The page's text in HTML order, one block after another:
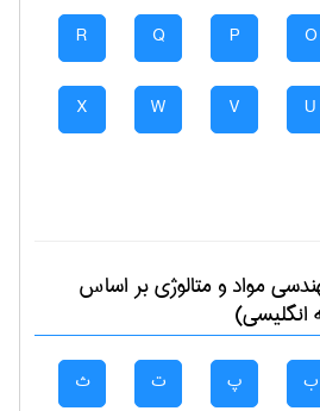
O
P
Q
R
U
V
W
X
مواد و متالوژیبر اساس
انگلیسی)
ب پ ت ث